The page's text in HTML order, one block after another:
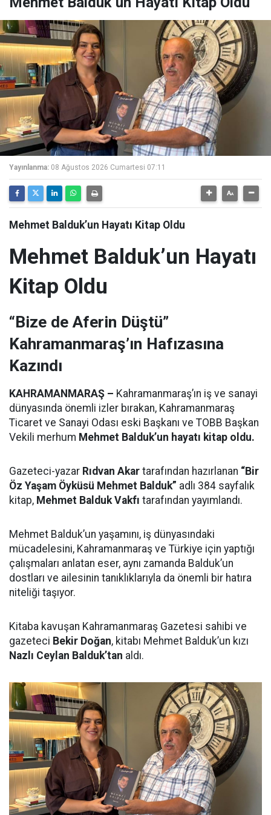
Yayınlanma: 08 Ağustos 2026 Cumartesi 07:11
Mehmet Balduk’un Hayatı Kitap Oldu
Mehmet Balduk’un Hayatı
Kitap Oldu
“Bize de Aferin Düştü”
Kahramanmaraş’ın Hafızasına
Kazındı
KAHRAMANMARAŞ – Kahramanmaraş’ın iş ve sanayi
dünyasında önemli izler bırakan, Kahramanmaraş
Ticaret ve Sanayi Odası eski Başkanı ve TOBB Başkan
Vekili merhum Mehmet Balduk’un hayatı kitap oldu.
Gazeteci-yazar Rıdvan Akar tarafından hazırlanan “Bir
Öz Yaşam Öyküsü Mehmet Balduk” adlı 384 sayfalık
kitap, Mehmet Balduk Vakfı tarafından yayımlandı.
Mehmet Balduk’un yaşamını, iş dünyasındaki
mücadelesini, Kahramanmaraş ve Türkiye için yaptığı
çalışmaları anlatan eser, aynı zamanda Balduk’un
dostları ve ailesinin tanıklıklarıyla da önemli bir hatıra
niteliği taşıyor.
Kitaba kavuşan Kahramanmaraş Gazetesi sahibi ve
gazeteci Bekir Doğan, kitabı Mehmet Balduk’un kızı
Nazlı Ceylan Balduk’tan aldı.